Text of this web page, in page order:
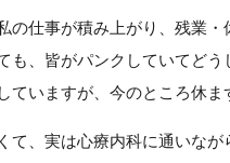
の仕事が積み上がり、残業・
も、皆がパンクしていてどう
ていますが、今のところ休ま
て、実は心療内科に通いなが